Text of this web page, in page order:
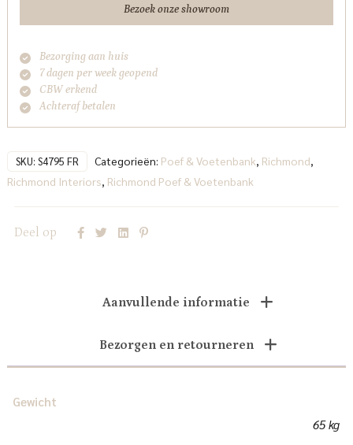
Interiors
Bezoek onze showroom
Bezorging aan huis
7 dagen per week geopend
CBW erkend
Achteraf betalen
SKU: S4795 FR Categorieën: Poef & Voetenbank, Richmond,
Richmond Interiors, Richmond Poef & Voetenbank
Deel op
Aanvullende informatie
Bezorgen en retourneren
Gewicht
65 kg